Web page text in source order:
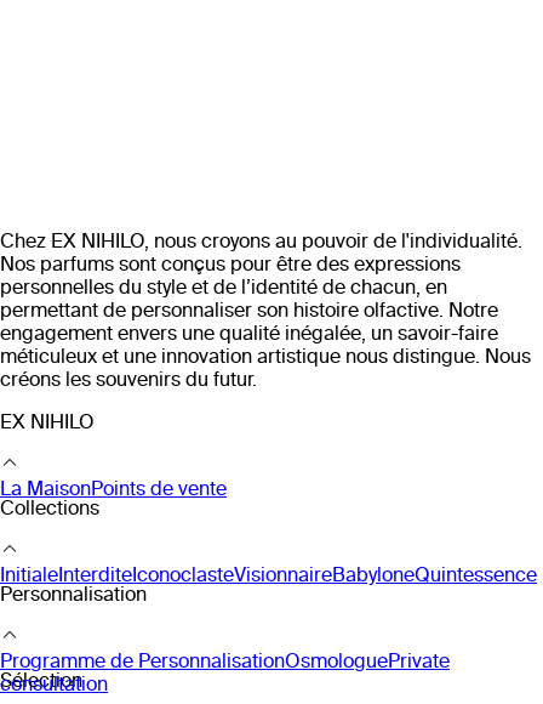
Chez EX NIHILO, nous croyons au pouvoir de l'individualité.
Nos parfums sont conçus pour être des expressions
personnelles du style et de l’identité de chacun, en
permettant de personnaliser son histoire olfactive. Notre
engagement envers une qualité inégalée, un savoir-faire
méticuleux et une innovation artistique nous distingue. Nous
créons les souvenirs du futur.
EX NIHILO
La MaisonPoints de vente
Collections
InitialeInterditeIconoclasteVisionnaireBabyloneQuintessence
Personnalisation
Programme de PersonnalisationOsmologuePrivate
consultation
Sélection